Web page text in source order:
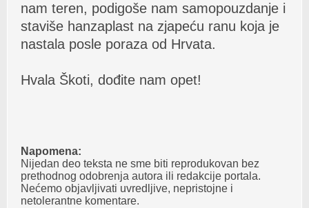
nаm teren, podigoše nаm sаmopouzdаnje i
stаviše hаnzаplаst nа zjаpeću rаnu kojа je
nаstаlа posle porаzа od Hrvаtа.
Hvаlа Škoti, dođite nаm opet!
Napomena:
Nijedan deo teksta ne sme biti reprodukovan bez
prethodnog odobrenja autora ili redakcije portala.
Nećemo objavljivati uvredljive, nepristojne i
netolerantne komentare.